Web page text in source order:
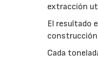
extracción
El resultado
construcción
Cada